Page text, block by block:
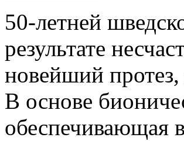
50-летней
результате
новейший
В основе
обеспечивающая